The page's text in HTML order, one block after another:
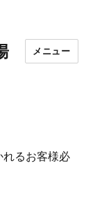
メニュー
るお客様必